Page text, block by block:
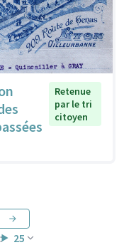
Retenue
par le tri
citoyen
25